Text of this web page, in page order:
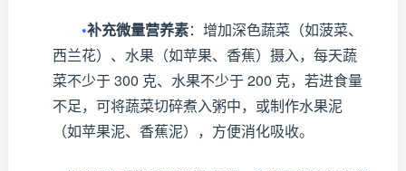
•补充微量营养素：增加深色蔬菜（如菠菜、
西兰花）、水果（如苹果、香蕉）摄入，每天蔬
菜不少于 300 克、水果不少于 200 克，若进食量
不足，可将蔬菜切碎煮入粥中，或制作水果泥
（如苹果泥、香蕉泥），方便消化吸收。